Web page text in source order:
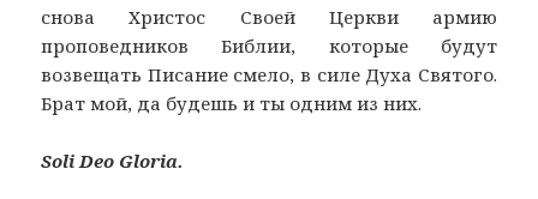
снова Христос Своей Церкви армию
проповедников Библии, которые будут
возвещать Писание смело, в силе Духа Святого.
Брат мой, да будешь и ты одним из них.
Soli Deo Gloria.